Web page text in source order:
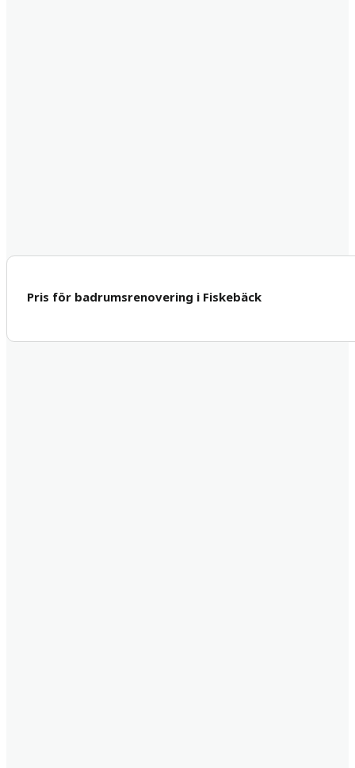
Pris för badrumsrenovering i Fiskebäck